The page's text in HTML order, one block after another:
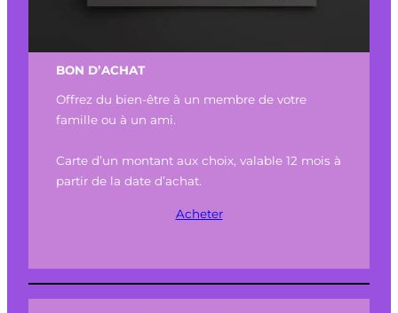
BON D’ACHAT
Offrez du bien-être à un membre de votre
famille ou à un ami.
Carte d’un montant aux choix, valable 12 mois à
partir de la date d’achat.
Acheter